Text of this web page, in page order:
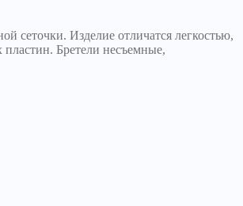
сеточки. Изделие отличатся легкостью,
пластин. Бретели несъемные,